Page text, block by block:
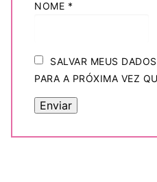
NOME *
SALVAR MEUS
PARA A PRÓXIMA VEZ